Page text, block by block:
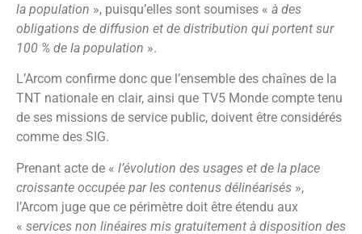
la population », puisqu’elles sont soumises « à des
obligations de diffusion et de distribution qui portent sur
100 % de la population ».
L’Arcom confirme donc que l’ensemble des chaînes de la
TNT nationale en clair, ainsi que TV5 Monde compte tenu
de ses missions de service public, doivent être considérés
comme des SIG.
Prenant acte de « l’évolution des usages et de la place
croissante occupée par les contenus délinéarisés »,
l’Arcom juge que ce périmètre doit être étendu aux
« services non linéaires mis gratuitement à disposition des